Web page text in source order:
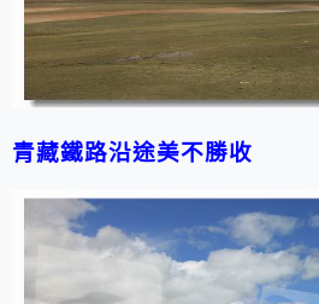
青藏鐵路沿途美不勝收